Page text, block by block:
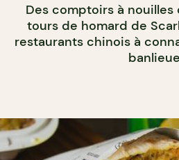
Des comptoirs à nouilles
tours de homard de
restaurants chinois à